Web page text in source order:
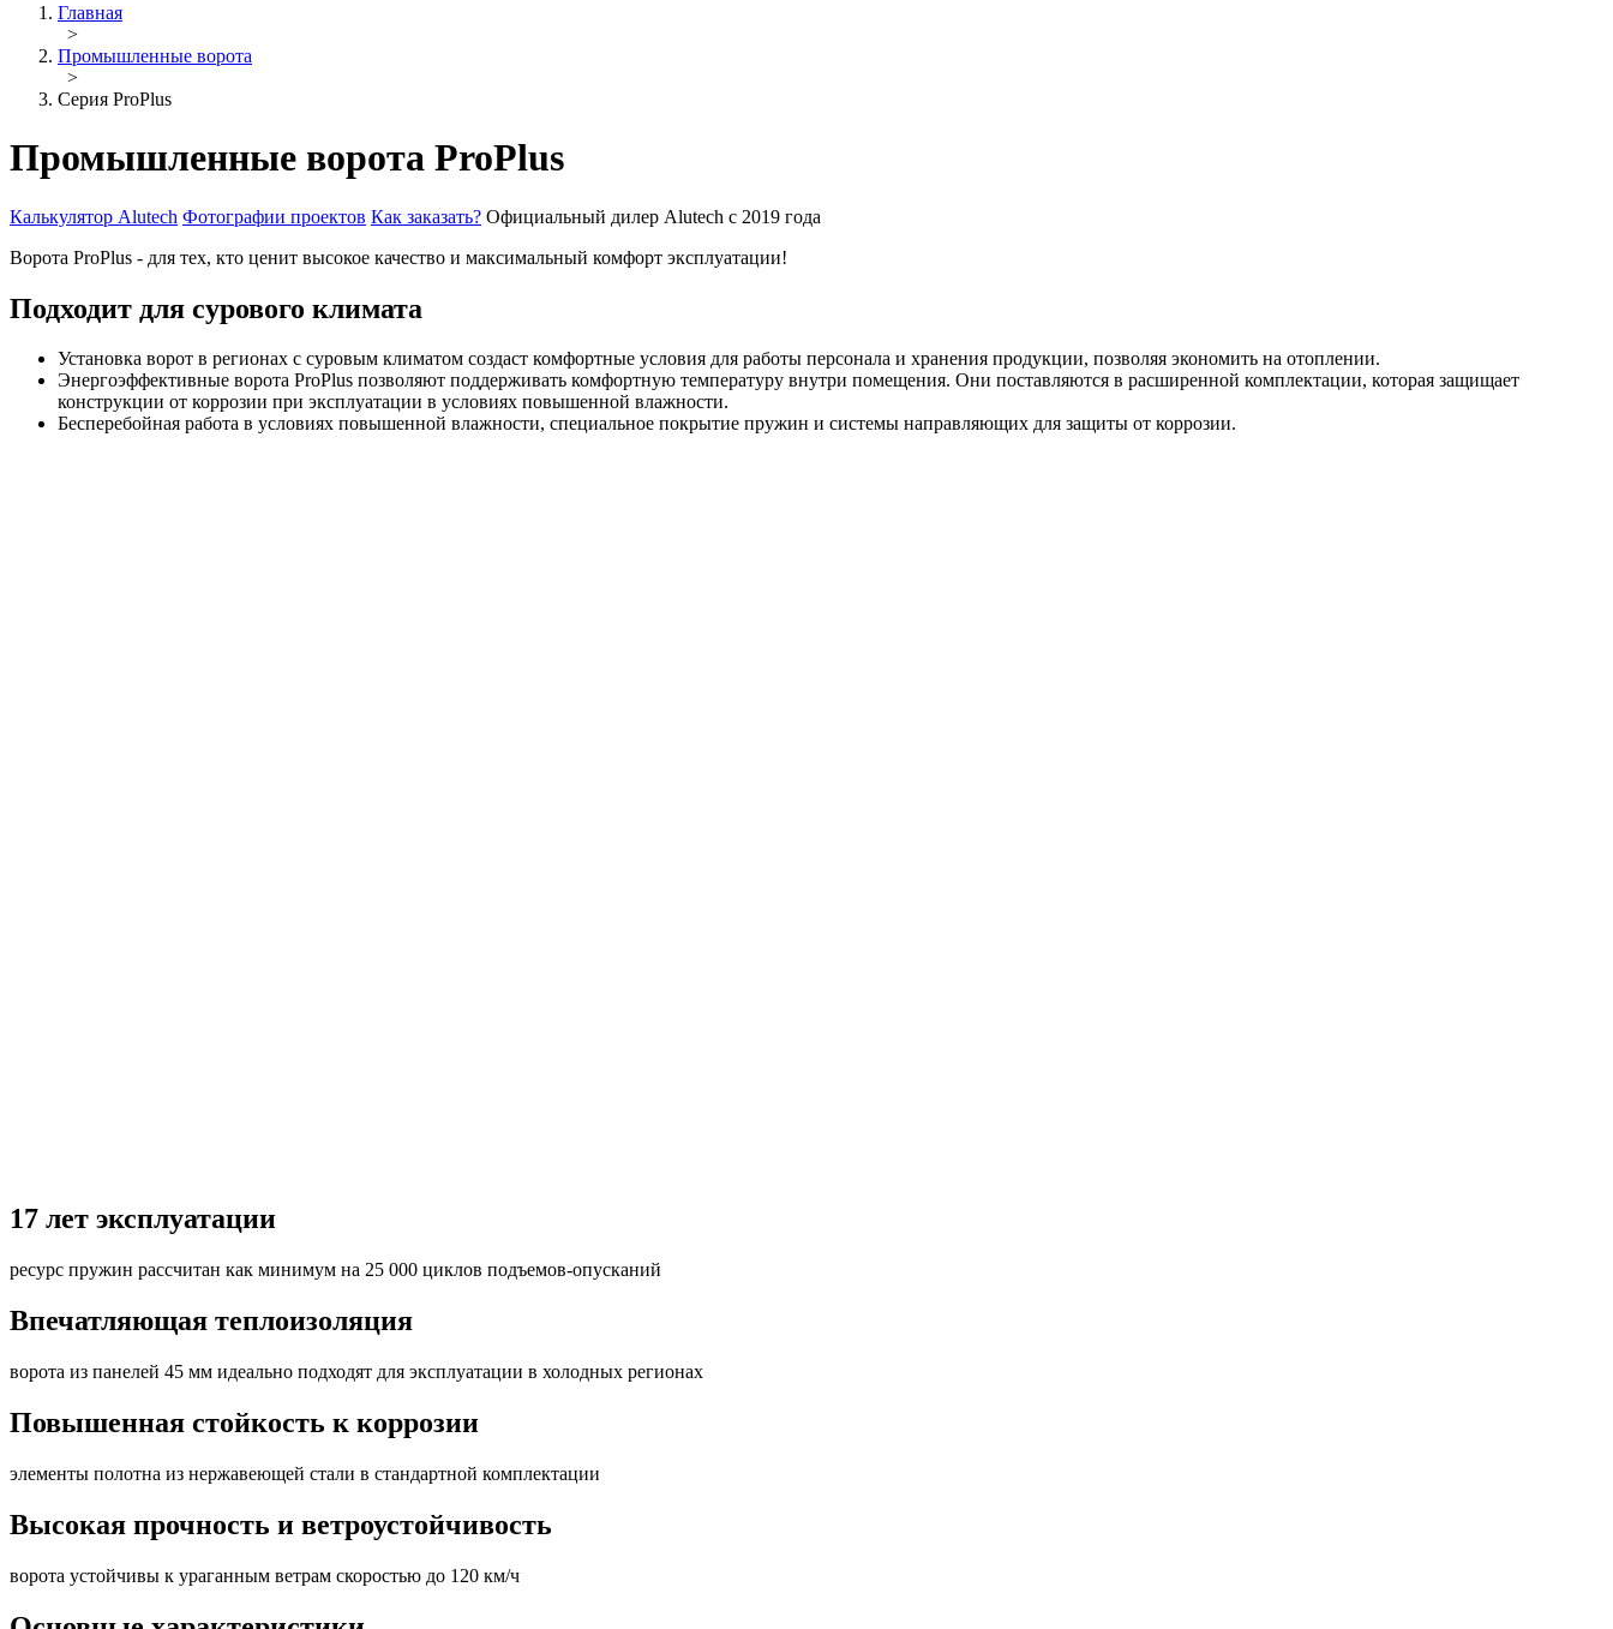
Главная
>
Промышленные ворота
>
Серия ProPlus
Промышленные ворота ProPlus
Калькулятор Alutech Фотографии проектов Как заказать? Официальный дилер Alutech с 2019 года
Ворота ProPlus - для тех, кто ценит высокое качество и максимальный комфорт эксплуатации!
Подходит для сурового климата
Установка ворот в регионах с суровым климатом создаст комфортные условия для работы персонала и хранения продукции, позволяя экономить на отоплении.
Энергоэффективные ворота ProPlus позволяют поддерживать комфортную температуру внутри помещения. Они поставляются в расширенной комплектации, которая защищает
конструкции от коррозии при эксплуатации в условиях повышенной влажности.
Бесперебойная работа в условиях повышенной влажности, специальное покрытие пружин и системы направляющих для защиты от коррозии.
17 лет эксплуатации
ресурс пружин рассчитан как минимум на 25 000 циклов подъемов-опусканий
Впечатляющая теплоизоляция
ворота из панелей 45 мм идеально подходят для эксплуатации в холодных регионах
Повышенная стойкость к коррозии
элементы полотна из нержавеющей стали в стандартной комплектации
Высокая прочность и ветроустойчивость
ворота устойчивы к ураганным ветрам скоростью до 120 км/ч